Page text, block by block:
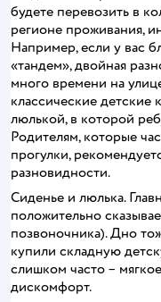
будете перевозить в
регионе проживания,
Например, если у вас
«тандем», двойная
много времени на
классические
люлькой, в которой
Родителям, которые
прогулки,
разновидности.
Сиденье и люлька.
положительно
позвоночника). Дно
купили складную
слишком часто –
дискомфорт.